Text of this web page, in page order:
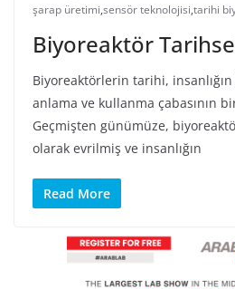
şarap üretimi,sensör teknolojisi,tarihi
Biyoreaktör
Biyoreaktörlerin tarihi,
anlama ve kullanma çabasının
Geçmişten günümüze,
olarak evrilmiş ve insanlığın
Read More